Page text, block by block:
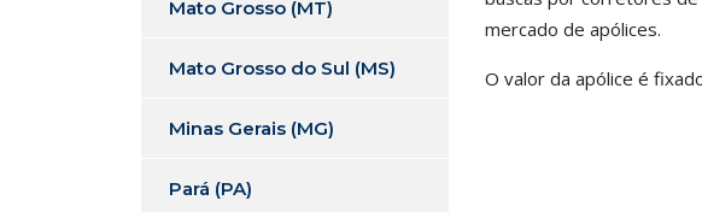
mercado de apólices.
O valor da apólice é
Mato Grosso (MT)
Mato Grosso do Sul (MS)
Minas Gerais (MG)
Pará (PA)